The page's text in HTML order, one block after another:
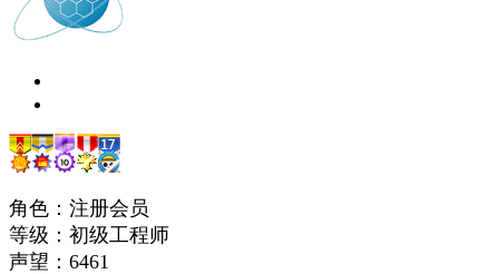
角色：注册会员
等级：初级工程师
声望： 6461